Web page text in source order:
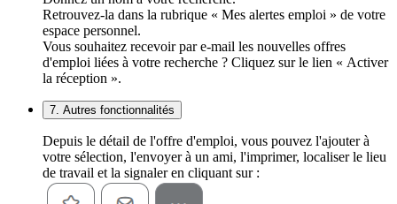
Retrouvez-la dans la rubrique « Mes alertes emploi » de votre
espace personnel.
Vous souhaitez recevoir par e-mail les nouvelles offres
d'emploi liées à votre recherche ? Cliquez sur le lien « Activer
la réception ».
7. Autres fonctionnalités
Depuis le détail de l'offre d'emploi, vous pouvez l'ajouter à
votre sélection, l'envoyer à un ami, l'imprimer, localiser le lieu
de travail et la signaler en cliquant sur :